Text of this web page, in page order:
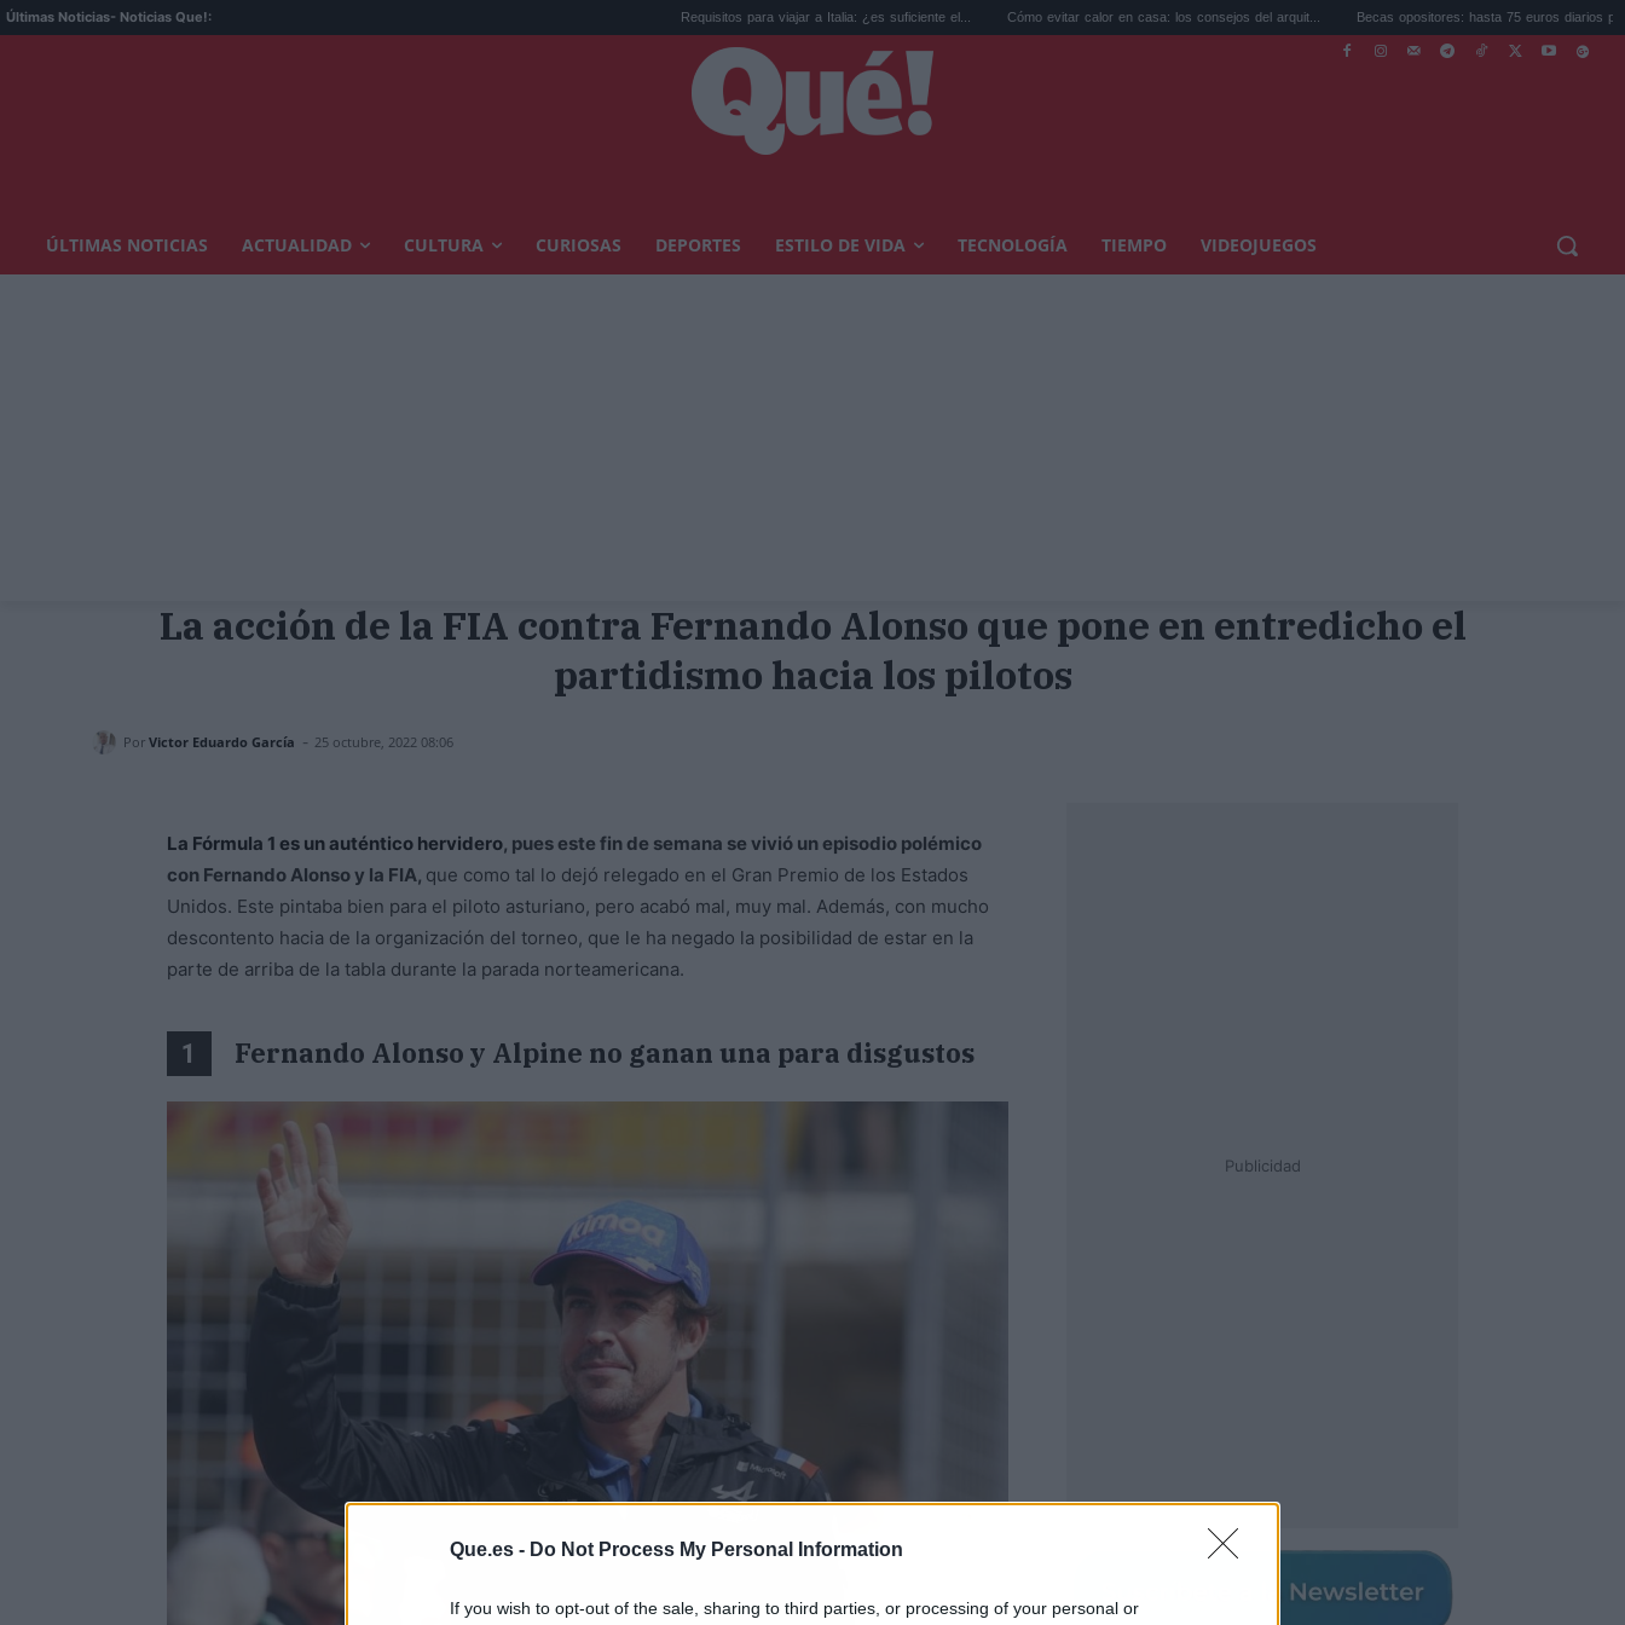
Que.es - Do Not Process My Personal Information
If you wish to opt-out of the sale, sharing to third parties, or processing of your personal or
Últimas Noticias- Noticias Que!: Requisitos para viajar a Italia: ¿es suficiente el... Cómo evitar calor en casa: los consejos del arquit... Becas opositores: hasta 75 euros diarios para prep...
ÚLTIMAS NOTICIAS ACTUALIDAD CULTURA CURIOSAS DEPORTES ESTILO DE VIDA TECNOLOGÍA TIEMPO VIDEOJUEGOS
La acción de la FIA contra Fernando Alonso que pone en entredicho el
partidismo hacia los pilotos
Por Victor Eduardo García - 25 octubre, 2022 08:06
La Fórmula 1 es un auténtico hervidero, pues este fin de semana se vivió un episodio polémico
con Fernando Alonso y la FIA, que como tal lo dejó relegado en el Gran Premio de los Estados
Unidos. Este pintaba bien para el piloto asturiano, pero acabó mal, muy mal. Además, con mucho
descontento hacia de la organización del torneo, que le ha negado la posibilidad de estar en la
parte de arriba de la tabla durante la parada norteamericana.
1 Fernando Alonso y Alpine no ganan una para disgustos
Publicidad